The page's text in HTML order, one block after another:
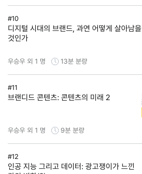
#10
디지털 시대의 브랜드, 과연 어떻게 살아남을
것인가
우승우 외 1 명 13분 분량
#11
브랜디드 콘텐츠: 콘텐츠의 미래 2
우승우 외 1 명 9분 분량
#12
인공 지능 그리고 데이터: 광고쟁이가 느낀